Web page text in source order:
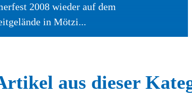
2008 wieder auf dem
in Mötzi...
aus dieser